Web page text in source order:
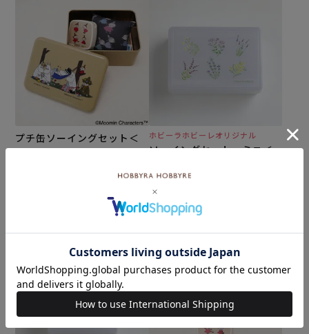
プチ缶ソーイングセット＜
ムーミン＞
ホビーラホビーレオリジナル
ソーイングセット・ミニ＜
¥ 3,080
カートに入れる